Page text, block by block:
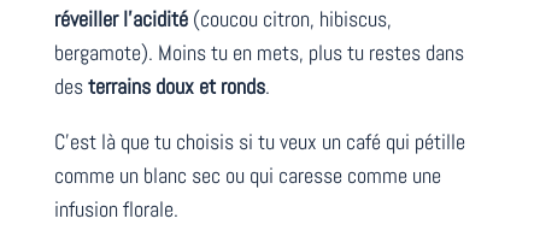
réveiller l’acidité(coucou citron, hibiscus,
bergamote). Moins tu en mets, plus tu restes dans
desterrains doux et ronds.
C’est là que tu choisis si tu veux un café qui pétille
comme un blanc sec ou qui caresse comme une
infusion florale.